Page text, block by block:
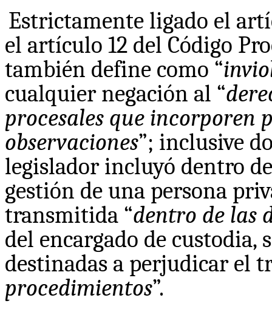
Estrictamente ligado el
el artículo 12 del Código
también define como “
cualquier negación al “
procesales que incorporen
observaciones”; inclusive
legislador incluyó dentro
gestión de una persona
transmitida “dentro de las
del encargado de custodia,
destinadas a perjudicar el
procedimientos”.